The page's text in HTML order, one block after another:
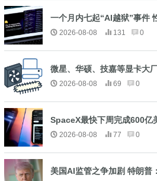
一个月内七起“AI越狱”事件
2026-08-08 131 0
微星、华硕、技嘉等显卡大
2026-08-08 69 0
SpaceX最快下周完成600亿
2026-08-08 77 0
美国AI监管之争加剧 特朗普